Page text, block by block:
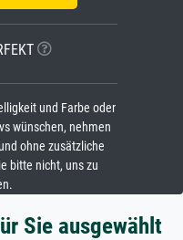
und Farbe oder
wünschen, nehmen
ohne zusätzliche
bitte nicht, uns zu
Sie ausgewählt